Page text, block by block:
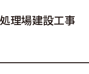
理場建設工事